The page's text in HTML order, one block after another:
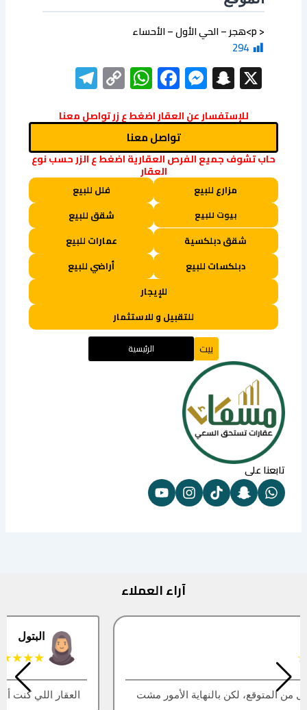
< p>هجر – الحي الأول – الأحساء
294
X
Snapchat
Messenger
Facebook
WhatsApp
Copy
Link
للإستفسار عن العقار اضغط ع زر تواصل معنا
تواصل معنا
حاب تشوف جميع الفرص العقارية اضغط ع الزر حسب نوع
العقار
مزارع للبيع فلل للبيع
بيوت للبيع
شقق للبيع
شقق دبلكسية
عمارات للبيع
دبلكسات للبيع
أراضي للبيع
للإيجار
للتقبيل و للاستثمار
بيت الرئيسية
تابعنا على
آراء العملاء
العقار اللي كنت أبيه طلع مباع، أتمنى التحديث يكون أسرع